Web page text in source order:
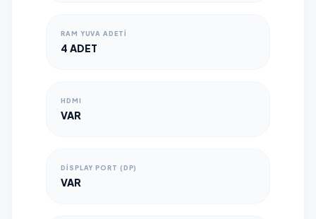
RAM YUVA ADETI
4 ADET
HDMI
VAR
DISPLAY PORT (DP)
VAR